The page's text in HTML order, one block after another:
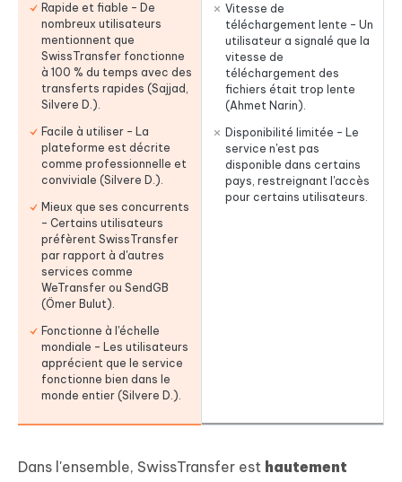
Rapide et fiable – De
nombreux utilisateurs
mentionnent que
SwissTransfer fonctionne
à 100 % du temps avec des
transferts rapides (Sajjad,
Silvere D.).
Facile à utiliser – La
plateforme est décrite
comme professionnelle et
conviviale (Silvere D.).
Mieux que ses concurrents
– Certains utilisateurs
préfèrent SwissTransfer
par rapport à d'autres
services comme
WeTransfer ou SendGB
(Ömer Bulut).
Fonctionne à l'échelle
mondiale – Les utilisateurs
apprécient que le service
fonctionne bien dans le
monde entier (Silvere D.).
Vitesse de
téléchargement lente – Un
utilisateur a signalé que la
vitesse de
téléchargement des
fichiers était trop lente
(Ahmet Narin).
Disponibilité limitée – Le
service n'est pas
disponible dans certains
pays, restreignant l'accès
pour certains utilisateurs.
Dans l'ensemble, SwissTransfer est hautement